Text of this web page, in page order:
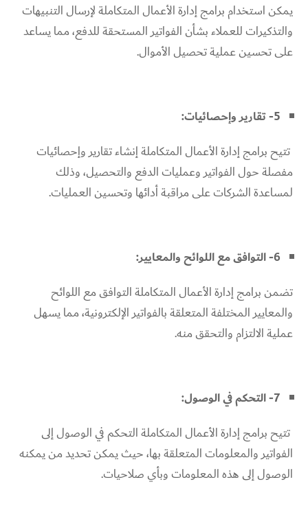
يمكن استخدام برامج إدارة الأعمال المتكاملة لإرسال التنبيهات
والتذكيرات للعملاء بشأن الفواتير المستحقة للدفع، مما يساعد
على تحسين عملية تحصيل الأموال.
5- تقارير وإحصائيات:
تتيح برامج إدارة الأعمال المتكاملة إنشاء تقارير وإحصائيات
مفصلة حول الفواتير وعمليات الدفع والتحصيل، وذلك
لمساعدة الشركات على مراقبة أدائها وتحسين العمليات.
6- التوافق مع اللوائح والمعايير:
تضمن برامج إدارة الأعمال المتكاملة التوافق مع اللوائح
والمعايير المختلفة المتعلقة بالفواتير الإلكترونية، مما يسهل
عملية الالتزام والتحقق منه.
7- التحكم في الوصول:
تتيح برامج إدارة الأعمال المتكاملة التحكم في الوصول إلى
الفواتير والمعلومات المتعلقة بها، حيث يمكن تحديد من يمكنه
الوصول إلى هذه المعلومات وبأي صلاحيات.